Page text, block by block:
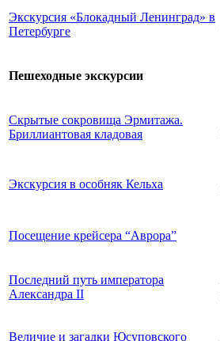
Экскурсия «Блокадный Ленинград» в
Петербурге
Пешеходные экскурсии
Скрытые сокровища Эрмитажа.
Бриллиантовая кладовая
Экскурсия в особняк Кельха
Посещение крейсера “Аврора”
Последний путь императора
Александра II
Величие и загадки Юсуповского